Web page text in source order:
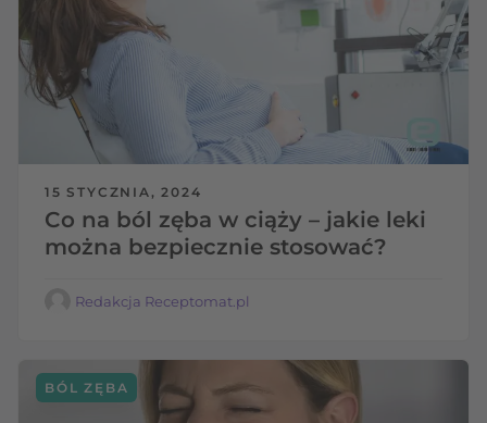
15 STYCZNIA, 2024
Co na ból zęba w ciąży – jakie leki
można bezpiecznie stosować?
Redakcja Receptomat.pl
BÓL ZĘBA